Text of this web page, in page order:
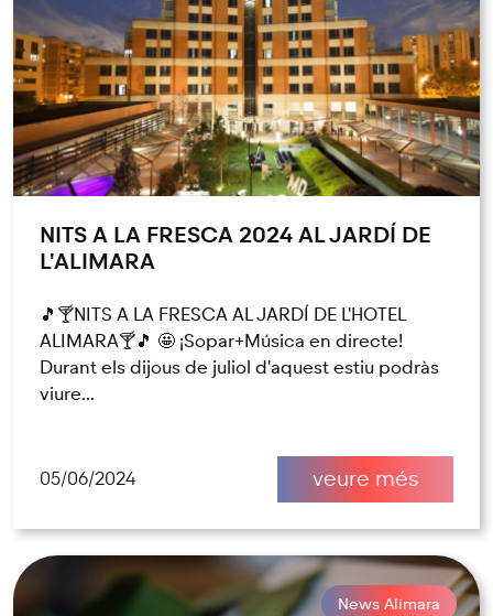
NITS A LA FRESCA 2024 AL JARDÍ DE
L'ALIMARA
🎵🍸NITS A LA FRESCA AL JARDÍ DE L'HOTEL
ALIMARA🍸🎵 🤩 ¡Sopar+Música en directe!
Durant els dijous de juliol d'aquest estiu podràs
viure...
05/06/2024 veure més
News Alimara